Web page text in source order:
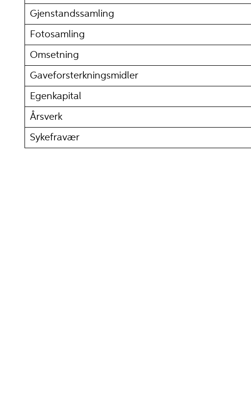
Gjenstandssamling
Fotosamling
Omsetning
Gaveforsterkningsmidler
Egenkapital
Årsverk
Sykefravær